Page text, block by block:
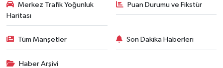
Merkez Trafik Yoğunluk
Haritası
Puan Durumu ve Fikstür
Tüm Manşetler Son Dakika Haberleri
Haber Arşivi